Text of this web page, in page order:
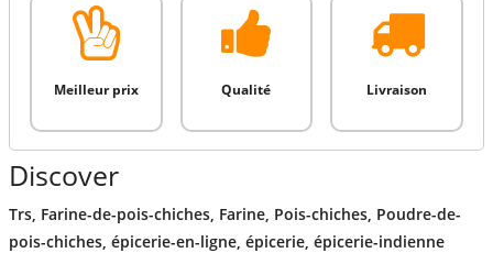
Meilleur prix Qualité Livraison
Discover
Trs, Farine-de-pois-chiches, Farine, Pois-chiches, Poudre-de-
pois-chiches, épicerie-en-ligne, épicerie, épicerie-indienne